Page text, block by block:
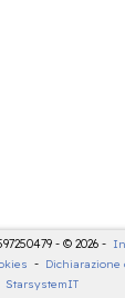
- © 2026 -
- Dichiarazione
StarsystemIT